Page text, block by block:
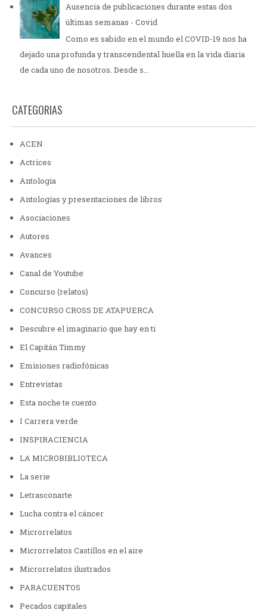
Ausencia de publicaciones durante estas dos
últimas semanas - Covid
Como es sabido en el mundo el COVID-19 nos ha
dejado una profunda y transcendental huella en la vida diaria
de cada uno de nosotros. Desde s...
CATEGORIAS
ACEN
Actrices
Antologia
Antologías y presentaciones de libros
Asociaciones
Autores
Avances
Canal de Youtube
Concurso (relatos)
CONCURSO CROSS DE ATAPUERCA
Descubre el imaginario que hay en ti
El Capitán Timmy
Emisiones radiofónicas
Entrevistas
Esta noche te cuento
I Carrera verde
INSPIRACIENCIA
LA MICROBIBLIOTECA
La serie
Letrasconarte
Lucha contra el cáncer
Microrrelatos
Microrrelatos Castillos en el aire
Microrrelatos ilustrados
PARACUENTOS
Pecados capitales